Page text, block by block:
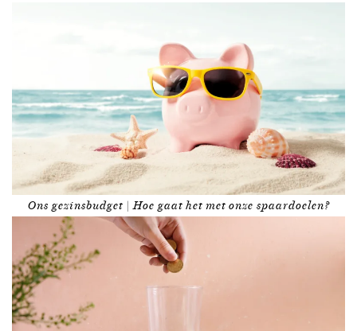
Ons gezinsbudget | Hoe gaat het met onze spaardoelen?